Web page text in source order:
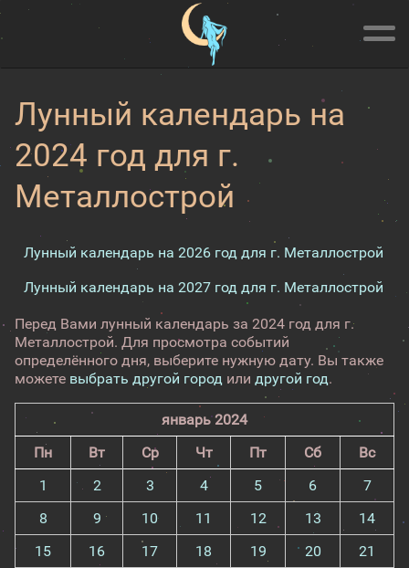
Лунный календарь на
2024 год для г.
Металлострой
Лунный календарь на 2026 год для г. Металлострой
Лунный календарь на 2027 год для г. Металлострой
Перед Вами лунный календарь за 2024 год для г.
Металлострой. Для просмотра событий
определённого дня, выберите нужную дату. Вы также
можете выбрать другой город или другой год.
январь 2024
Пн
Вт Ср Чт Пт Сб
Вс
1
2 3 4 5 6
7
8
9 10 11 12 13
14
15
16 17 18 19 20
21